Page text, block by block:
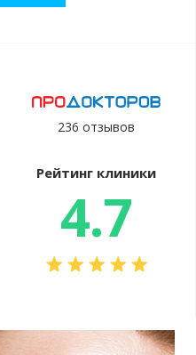
236 отзывов
Рейтинг клиники
4.7